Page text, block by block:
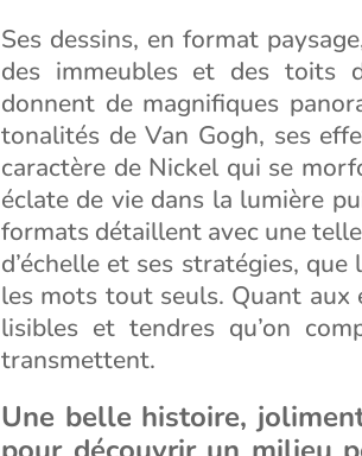
Ses dessins, en format
des immeubles et des toits
donnent de magnifiques
tonalités de Van Gogh, ses
caractère de Nickel qui se
éclate de vie dans la lumière
formats détaillent avec une
d’échelle et ses stratégies,
les mots tout seuls. Quant aux
lisibles et tendres qu’on
transmettent.
Une belle histoire,